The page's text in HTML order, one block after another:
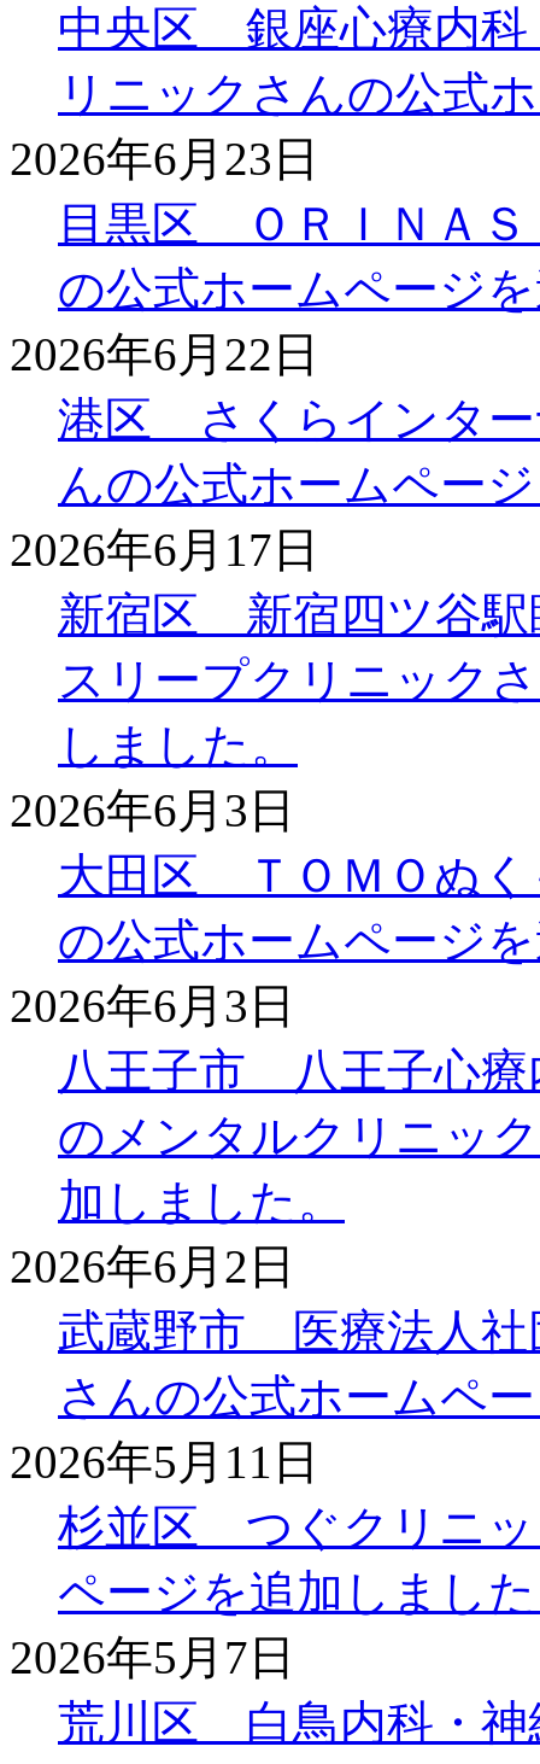
中央区 銀座心療内科
リニックさんの公式
2026年6月23日
目黒区 ＯＲＩＮＡ
の公式ホームページ
2026年6月22日
港区 さくらインター
んの公式ホームペー
2026年6月17日
新宿区 新宿四ツ谷駅
スリープクリニック
しました。
2026年6月3日
大田区 ＴＯＭＯぬく
の公式ホームページ
2026年6月3日
八王子市 八王子心療
のメンタルクリニッ
加しました。
2026年6月2日
武蔵野市 医療法人
さんの公式ホームペ
2026年5月11日
杉並区 つぐクリニッ
ページを追加しまし
2026年5月7日
荒川区 白鳥内科・神